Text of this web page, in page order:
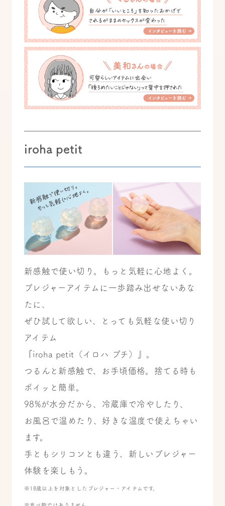
iroha petit
新感触で使い切り。もっと気軽に心地よく。
プレジャーアイテムに一歩踏み出せないあな
たに、
ぜひ試して欲しい、とっても気軽な使い切り
アイテム
『iroha petit（イロハ プチ）』。
つるんと新感触で、お手頃価格。捨てる時も
ポイッと簡単。
98%が水分だから、冷蔵庫で冷やしたり、
お風呂で温めたり、好きな温度で使えちゃい
ます。
手ともシリコンとも違う、新しいプレジャー
体験を楽しもう。
※18歳以上を対象としたプレジャー・アイテムです。
※食べ物ではありません。